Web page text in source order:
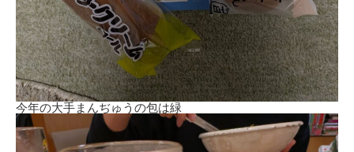
今年の大手まんぢゅうの包は緑